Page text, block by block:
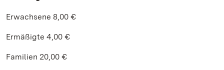
Erwachsene 8,00 €
Ermäßigte 4,00 €
Familien 20,00 €